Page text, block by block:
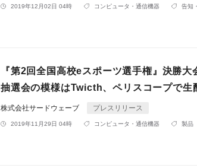
2019年12月02日 04時 コンピュータ・通信機器 告知
『第2回全国高校eスポーツ選手権』決勝
抽選会の模様はTwicth、ペリスコープで生
株式会社サードウェーブ プレスリリース
2019年11月29日 04時 コンピュータ・通信機器 製品